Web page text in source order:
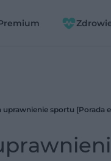
sportu [Porada